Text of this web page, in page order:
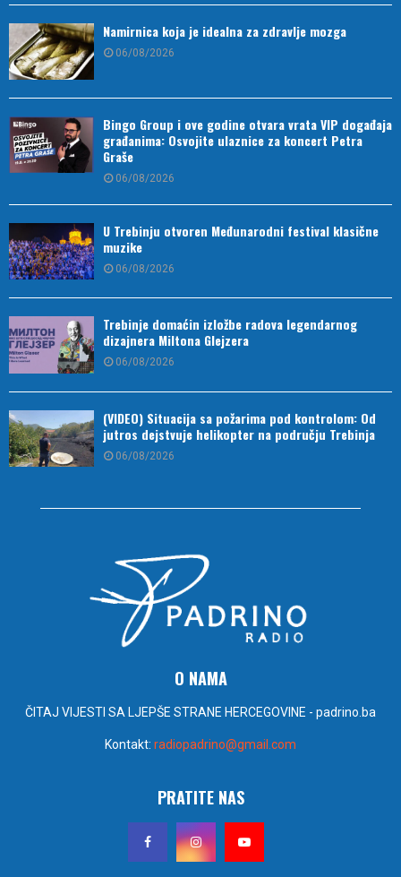
Namirnica koja je idealna za zdravlje mozga
06/08/2026
Bingo Group i ove godine otvara vrata VIP događaja
građanima: Osvojite ulaznice za koncert Petra
Graše
06/08/2026
U Trebinju otvoren Međunarodni festival klasične
muzike
06/08/2026
Trebinje domaćin izložbe radova legendarnog
dizajnera Miltona Glejzera
06/08/2026
(VIDEO) Situacija sa požarima pod kontrolom: Od
jutros dejstvuje helikopter na području Trebinja
06/08/2026
O NAMA
ČITAJ VIJESTI SA LJEPŠE STRANE HERCEGOVINE - padrino.ba
Kontakt: radiopadrino@gmail.com
PRATITE NAS